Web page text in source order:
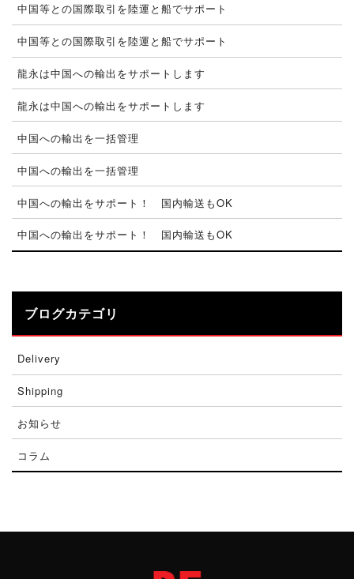
中国等との国際取引を陸運と船でサポート
中国等との国際取引を陸運と船でサポート
龍永は中国への輸出をサポートします
龍永は中国への輸出をサポートします
中国への輸出を一括管理
中国への輸出を一括管理
中国への輸出をサポート！ 国内輸送もOK
中国への輸出をサポート！ 国内輸送もOK
ブログカテゴリ
Delivery
Shipping
お知らせ
コラム